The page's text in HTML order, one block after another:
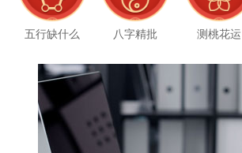
五行缺什么 八字精批 测桃花运